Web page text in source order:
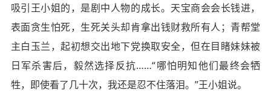
吸引王小姐的，是剧中人物的成长。天宝商会会长钱进，
表面贪生怕死，生死关头却肯拿出钱财救所有人；青帮堂
主白玉兰，起初想交出地下党换取安全，但在目睹妹妹被
日军杀害后，毅然选择反抗……“哪怕明知他们最终会牺
牲，即使看了几十次，我还是忍不住落泪。”王小姐说。